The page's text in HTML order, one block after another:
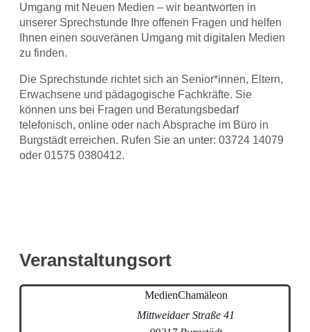
Umgang mit Neuen Medien – wir beantworten in
unserer Sprechstunde Ihre offenen Fragen und helfen
Ihnen einen souveränen Umgang mit digitalen Medien
zu finden.
Die Sprechstunde richtet sich an Senior*innen, Eltern,
Erwachsene und pädagogische Fachkräfte. Sie
können uns bei Fragen und Beratungsbedarf
telefonisch, online oder nach Absprache im Büro in
Burgstädt erreichen. Rufen Sie an unter: 03724 14079
oder 01575 0380412.
Veranstaltungsort
MedienChamäleon
Mittweidaer Straße 41